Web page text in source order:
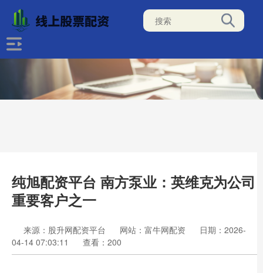
纯旭配资平台 南方泵业：英维克为公司
重要客户之一
来源：股升网配资平台 网站：富牛网配资
日期：2026-
04-14 07:03:11
查看：200